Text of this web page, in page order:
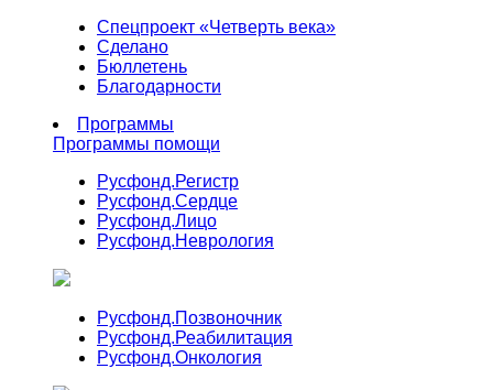
Спецпроект «Четверть века»
Сделано
Бюллетень
Благодарности
Программы
Программы помощи
Русфонд.Регистр
Русфонд.Сердце
Русфонд.Лицо
Русфонд.Неврология
Русфонд.Позвоночник
Русфонд.Реабилитация
Русфонд.Онкология